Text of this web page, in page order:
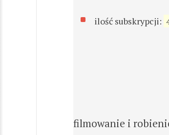
ilość subskrypcji:
filmowanie i